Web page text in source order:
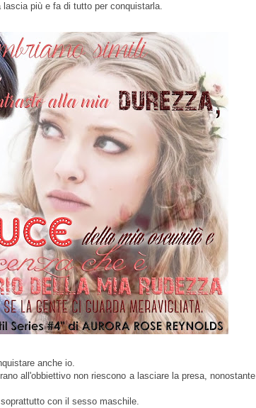
più e fa di tutto per conquistarla.
anche io.
all'obbiettivo non riescono a lasciare la presa, nonostante
con il sesso maschile.